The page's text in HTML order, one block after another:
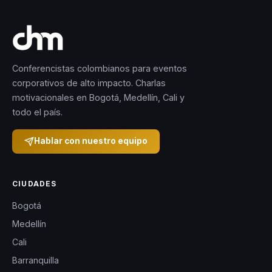
Conferencistas colombianos para eventos
corporativos de alto impacto. Charlas
motivacionales en Bogotá, Medellín, Cali y
todo el país.
Hablar con nuestro equipo
CIUDADES
Bogotá
Medellín
Cali
Barranquilla